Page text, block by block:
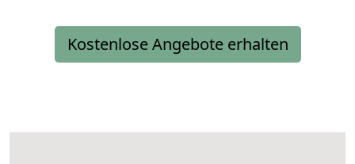
Kostenlose Angebote erhalten